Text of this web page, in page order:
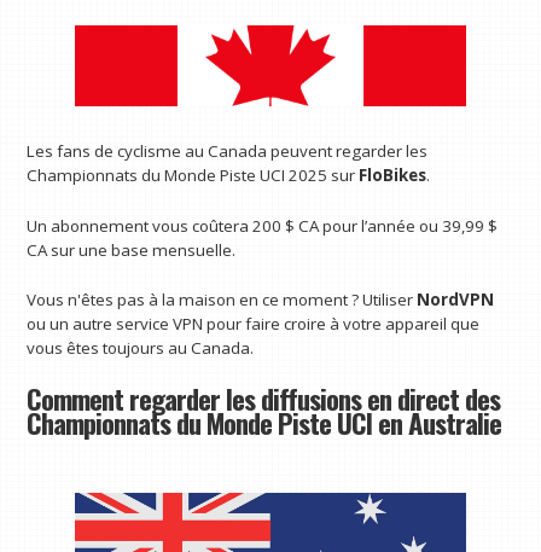
Les fans de cyclisme au Canada peuvent regarder les
Championnats du Monde Piste UCI 2025 sur FloBikes.
Un abonnement vous coûtera 200 $ CA pour l’année ou 39,99 $
CA sur une base mensuelle.
Vous n'êtes pas à la maison en ce moment ? Utiliser NordVPN
ou un autre service VPN pour faire croire à votre appareil que
vous êtes toujours au Canada.
Comment regarder les diffusions en direct des
Championnats du Monde Piste UCI en Australie